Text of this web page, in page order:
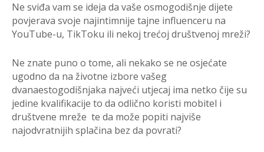
Ne sviđa vam se ideja da vaše osmogodišnje dijete
povjerava svoje najintimnije tajne influenceru na
YouTube-u, TikToku ili nekoj trećoj društvenoj mreži?
Ne znate puno o tome, ali nekako se ne osjećate
ugodno da na životne izbore vašeg
dvanaestogodišnjaka najveći utjecaj ima netko čije su
jedine kvalifikacije to da odlično koristi mobitel i
društvene mreže te da može popiti najviše
najodvratnijih splačina bez da povrati?